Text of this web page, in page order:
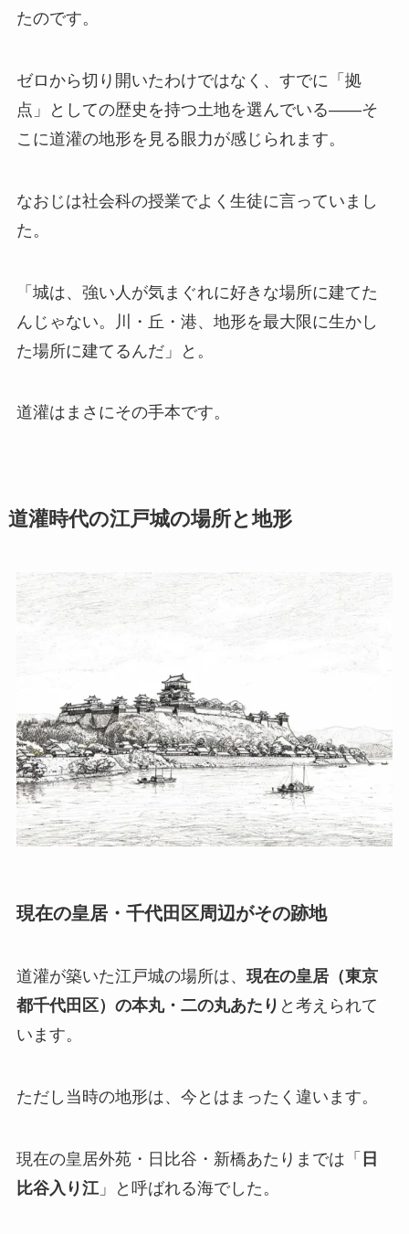
たのです。
ゼロから切り開いたわけではなく、すでに「拠
点」としての歴史を持つ土地を選んでいる——そ
こに道灌の地形を見る眼力が感じられます。
なおじは社会科の授業でよく生徒に言っていまし
た。
「城は、強い人が気まぐれに好きな場所に建てた
んじゃない。川・丘・港、地形を最大限に生かし
た場所に建てるんだ」と。
道灌はまさにその手本です。
道灌時代の江戸城の場所と地形
現在の皇居・千代田区周辺がその跡地
道灌が築いた江戸城の場所は、 現在の皇居（東京
都千代田区）の本丸・二の丸あたり と考えられて
います。
ただし当時の地形は、今とはまったく違います。
現在の皇居外苑・日比谷・新橋あたりまでは「 日
比谷入り江」と呼ばれる海でした。